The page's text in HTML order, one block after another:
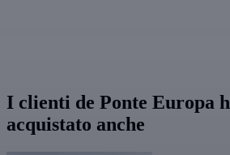
I clienti de Ponte Europa
acquistato anche